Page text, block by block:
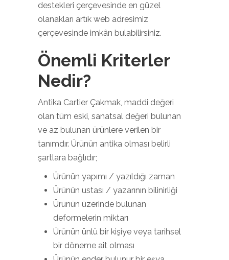
destekleri çerçevesinde en güzel
olanakları artık web adresimiz
çerçevesinde imkân bulabilirsiniz.
Önemli Kriterler
Nedir?
Antika Cartier Çakmak, maddi değeri
olan tüm eski, sanatsal değeri bulunan
ve az bulunan ürünlere verilen bir
tanımdır. Ürünün antika olması belirli
şartlara bağlıdır;
Ürünün yapımı / yazıldığı zaman
Ürünün ustası / yazarının bilinirliği
Ürünün üzerinde bulunan
deformelerin miktarı
Ürünün ünlü bir kişiye veya tarihsel
bir döneme ait olması